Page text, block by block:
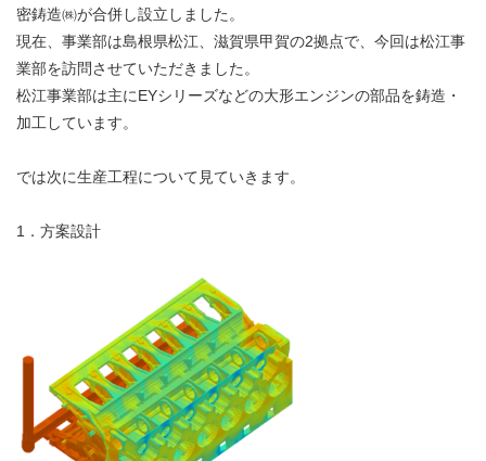
密鋳造㈱が合併し設立しました。
現在、事業部は島根県松江、滋賀県甲賀の2拠点で、今回は松江事
業部を訪問させていただきました。
松江事業部は主にEYシリーズなどの大形エンジンの部品を鋳造・
加工しています。
では次に生産工程について見ていきます。
1．方案設計